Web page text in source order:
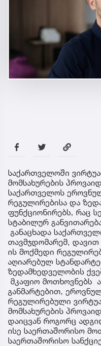
საქართველოში
მომსახურების
საქართველოს
რეგულირებისა და
ფუნქციონირებს, რაც
სტაბილურ
განაცხადა
თავმჯდომარემ, დავით
ის მოქმედი
აღიარებულ
ზედამხედველობის
მკაფიო მოთხოვნებს
განმარტებით,
რეგულირებული
მომსახურების
დაიცვან როგორც
ისე საერთაშორისო
საერთაშორისო